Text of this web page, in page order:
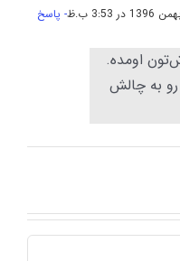
- پاسخ
اومده.
به چالش